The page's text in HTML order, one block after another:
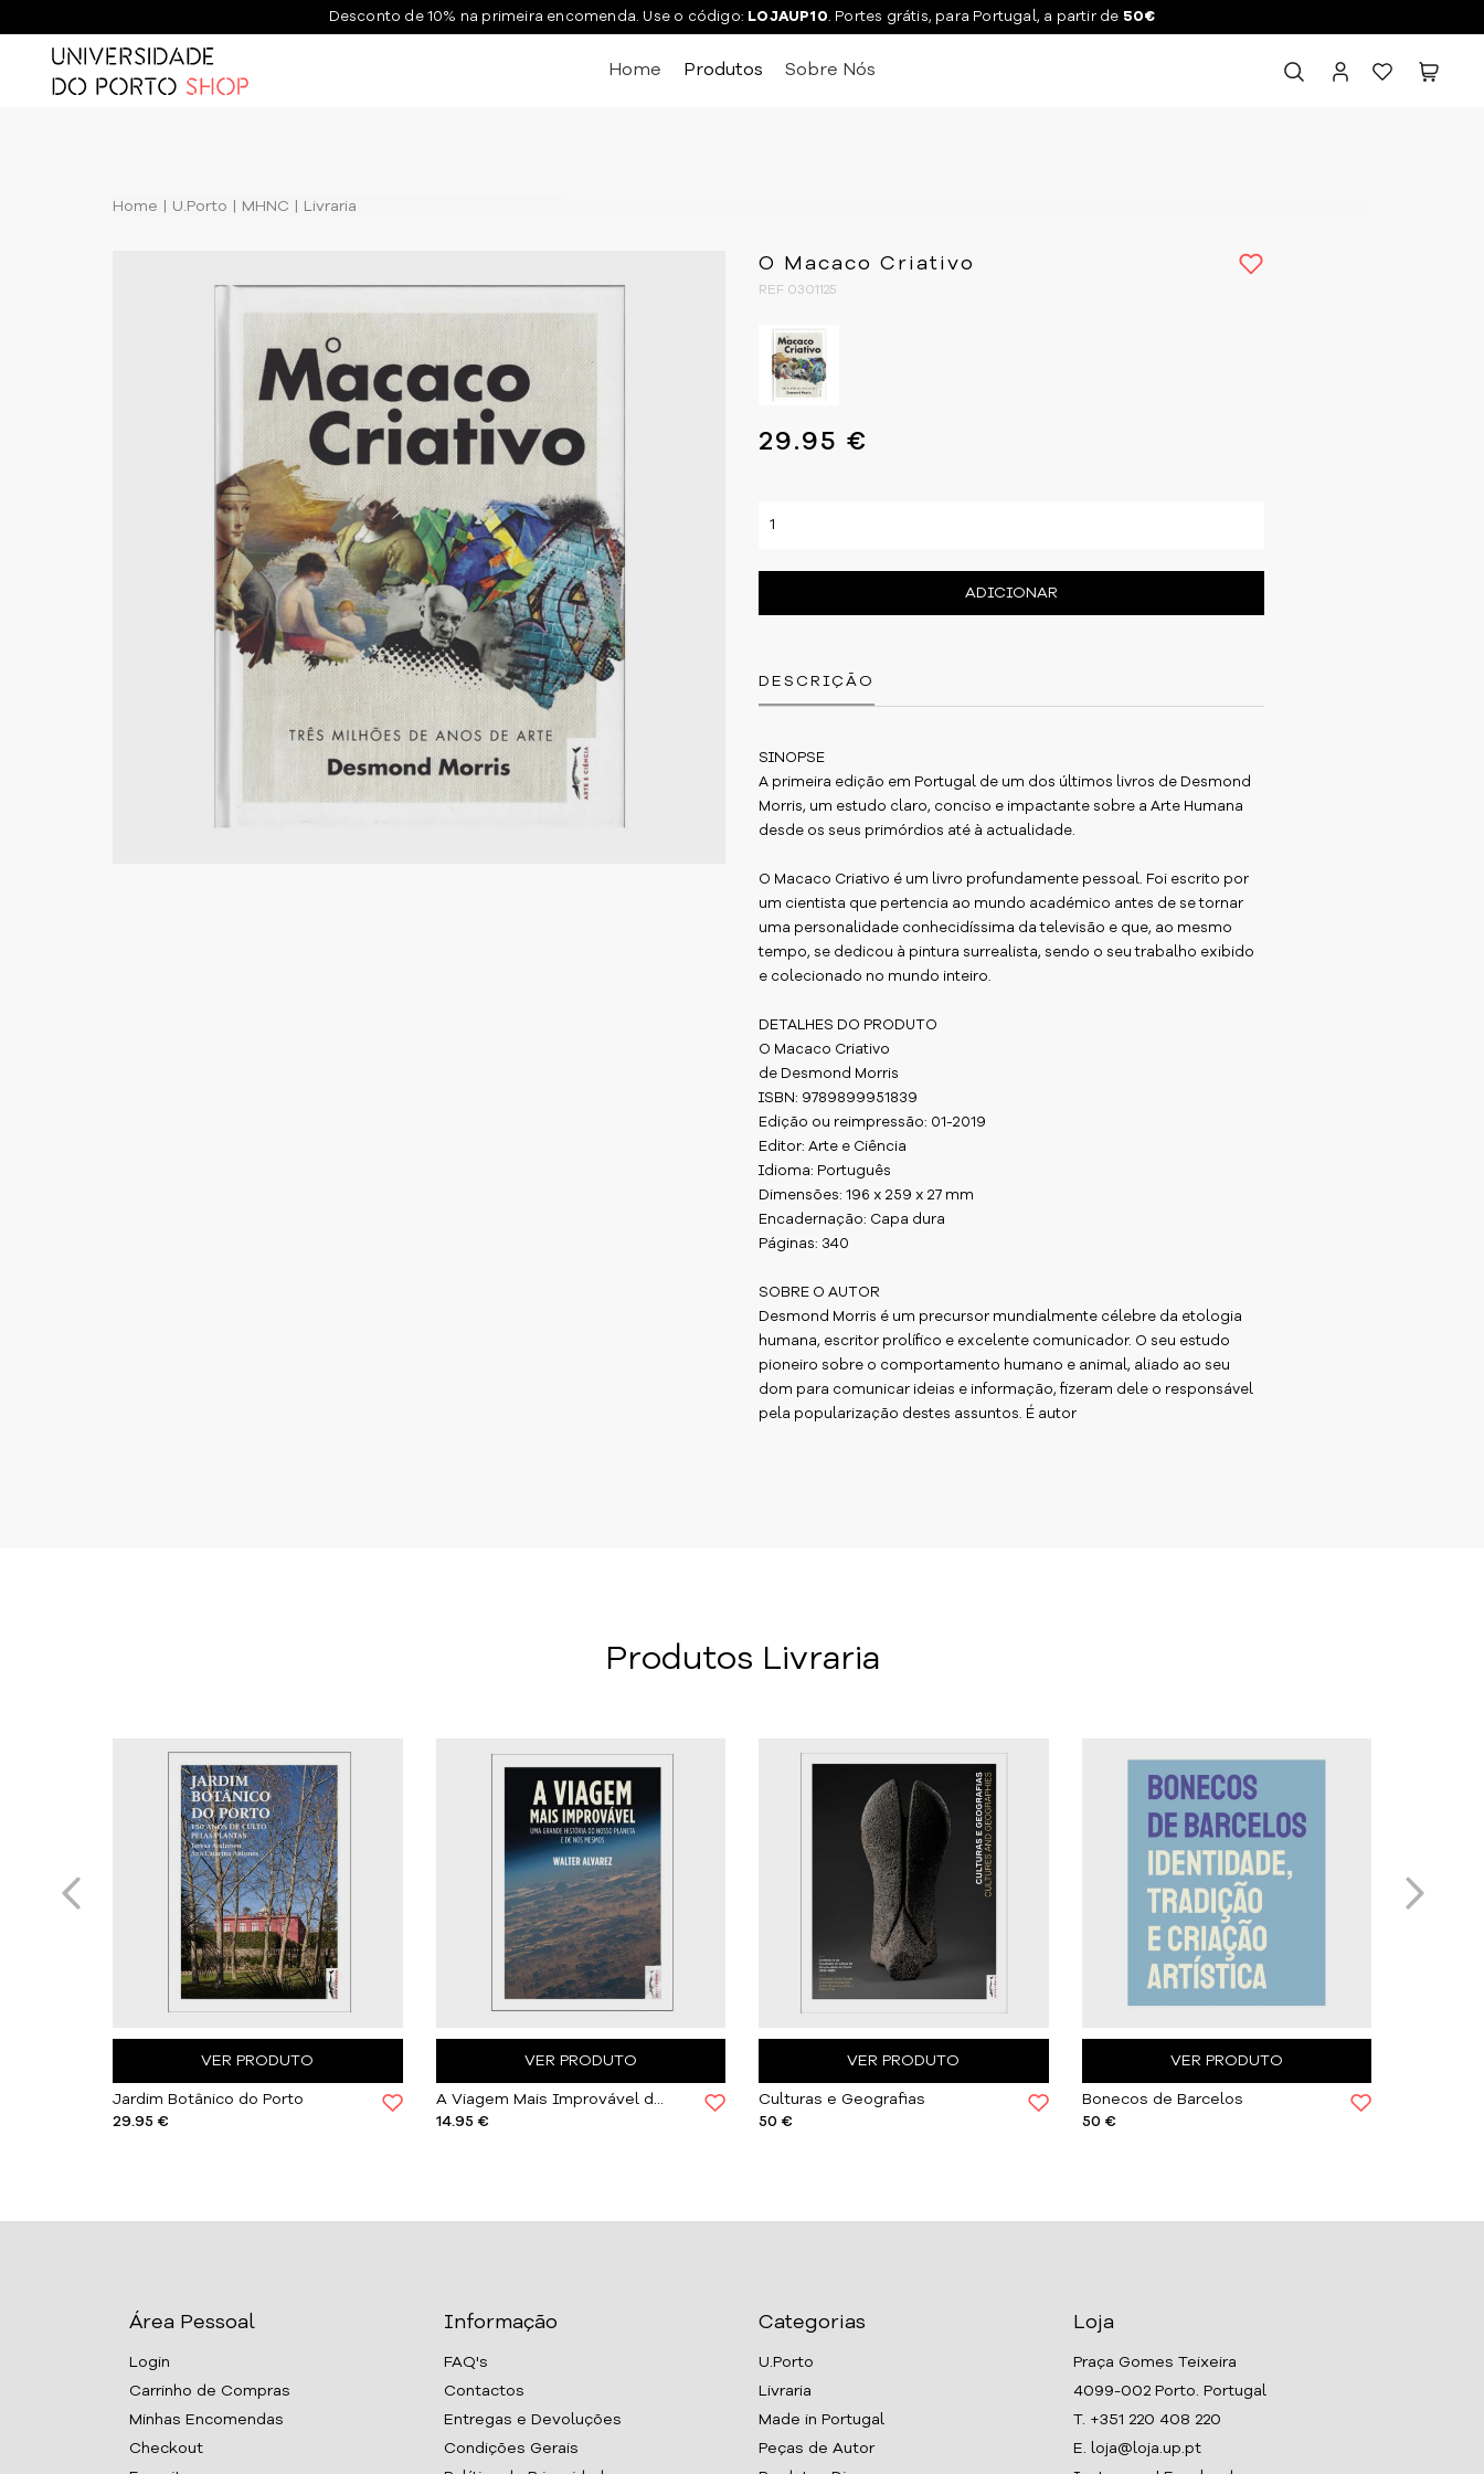
Desconto de 10% na primeira encomenda. Use o código: LOJAUP10 . Portes grátis, para Portugal, a partir de 50€
Home Produtos Sobre Nós
Home U.Porto MHNC Livraria
O Macaco Criativo
REF 0301125
29.95 €
ADICIONAR
DESCRIÇÃO
SINOPSE
A primeira edição em Portugal de um dos últimos livros de Desmond
Morris, um estudo claro, conciso e impactante sobre a Arte Humana
desde os seus primórdios até à actualidade.
O Macaco Criativo é um livro profundamente pessoal. Foi escrito por
um cientista que pertencia ao mundo académico antes de se tornar
uma personalidade conhecidíssima da televisão e que, ao mesmo
tempo, se dedicou à pintura surrealista, sendo o seu trabalho exibido
e colecionado no mundo inteiro.
DETALHES DO PRODUTO
O Macaco Criativo
de Desmond Morris
ISBN: 9789899951839
Edição ou reimpressão: 01-2019
Editor: Arte e Ciência
Idioma: Português
Dimensões: 196 x 259 x 27 mm
Encadernação: Capa dura
Páginas: 340
SOBRE O AUTOR
Desmond Morris é um precursor mundialmente célebre da etologia
humana, escritor prolífico e excelente comunicador. O seu estudo
pioneiro sobre o comportamento humano e animal, aliado ao seu
dom para comunicar ideias e informação, fizeram dele o responsável
pela popularização destes assuntos. É autor
Produtos Livraria
VER PRODUTO
Jardim Botânico do Porto
29.95 €
VER PRODUTO
A Viagem Mais Improvável de Walter Alvarez
14.95 €
VER PRODUTO
Culturas e Geografias
50 €
VER PRODUTO
Bonecos de Barcelos
50 €
Área Pessoal
Login
Carrinho de Compras
Minhas Encomendas
Checkout
Informação
FAQ's
Contactos
Entregas e Devoluções
Condições Gerais
Categorias
U.Porto
Livraria
Made in Portugal
Peças de Autor
Loja
Praça Gomes Teixeira
4099-002 Porto. Portugal
T. +351 220 408 220
E. loja@loja.up.pt